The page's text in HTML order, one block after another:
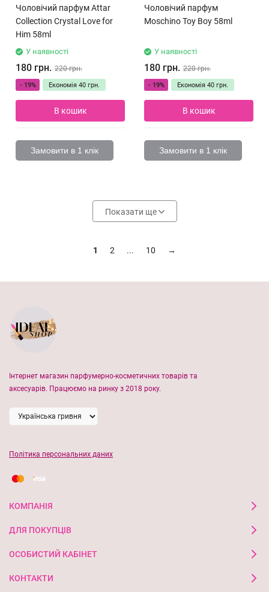
Чоловічий парфум Attar
Collection Crystal Love for
Him 58ml
У наявності
180 грн. 220 грн.
- 19% Економія 40 грн.
В кошик
Замовити в 1 клік
Чоловічий парфум
Moschino Toy Boy 58ml
У наявності
180 грн. 220 грн.
- 19% Економія 40 грн.
В кошик
Замовити в 1 клік
Показати ще
1 2 ... 10 →
Інтернет магазин парфумерно-косметичних товарів та
аксесуарів. Працюємо на ринку з 2018 року.
Політика персональних даних
КОМПАНІЯ
ДЛЯ ПОКУПЦІВ
ОСОБИСТИЙ КАБІНЕТ
КОНТАКТИ